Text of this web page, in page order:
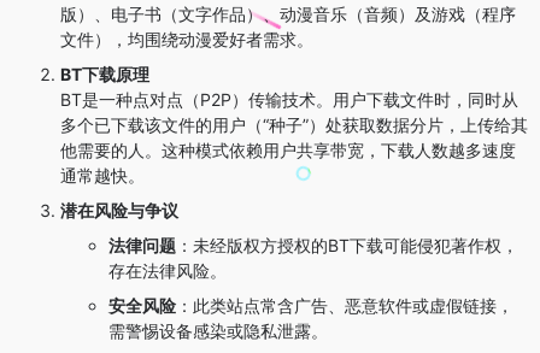
版）、电子书（文字作品）、动漫音乐（音频）及游戏（程序
文件），均围绕动漫爱好者需求。
BT下载原理
BT是一种点对点（P2P）传输技术。用户下载文件时，同时从
多个已下载该文件的用户（“种子”）处获取数据分片，上传给其
他需要的人。这种模式依赖用户共享带宽，下载人数越多速度
通常越快。
潜在风险与争议
法律问题 ：未经版权方授权的BT下载可能侵犯著作权，
存在法律风险。
安全风险 ：此类站点常含广告、恶意软件或虚假链接，
需警惕设备感染或隐私泄露。